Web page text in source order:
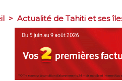
> Actualité de Tahiti et ses